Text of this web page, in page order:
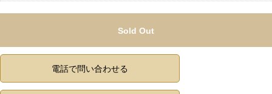
Sold Out
電話で問い合わせる